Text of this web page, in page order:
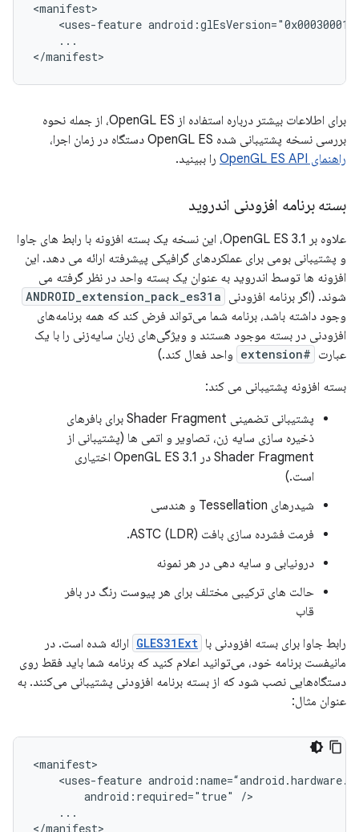
<manifest>
<uses-feature android:glEsVersion="0x00030001"
    ...
</manifest>
برای اطلاعات بیشتر درباره استفاده از OpenGL ES، از جمله نحوه
بررسی نسخه پشتیبانی شده OpenGL ES دستگاه در زمان اجرا،
راهنمای OpenGL ES API
را ببینید.
بسته برنامه افزودنی اندروید
علاوه بر OpenGL ES 3.1، این نسخه یک بسته افزونه با رابط های جاوا
و پشتیبانی بومی برای عملکردهای گرافیکی پیشرفته ارائه می دهد. این
افزونه ها توسط اندروید به عنوان یک بسته واحد در نظر گرفته می
شوند. (اگر برنامه افزودنی ANDROID_extension_pack_es31a
وجود داشته باشد، برنامه شما می‌تواند فرض کند که همه برنامه‌های
افزودنی در بسته موجود هستند و ویژگی‌های زبان سایه‌زنی را با یک
عبارت #extension
واحد فعال کند.)
بسته افزونه پشتیبانی می کند:
پشتیبانی تضمینی Shader Fragment برای بافرهای
ذخیره سازی سایه زن، تصاویر و اتمی ها (پشتیبانی از
Shader Fragment در OpenGL ES 3.1 اختیاری
است.)
شیدرهای Tessellation و هندسی
فرمت فشرده سازی بافت ASTC (LDR).
درونیابی و سایه دهی در هر نمونه
حالت های ترکیبی مختلف برای هر پیوست رنگ در بافر
قاب
رابط جاوا برای بسته افزودنی با GLES31Ext ارائه شده است. در
مانیفست برنامه خود، می‌توانید اعلام کنید که برنامه شما باید فقط روی
دستگاه‌هایی نصب شود که از بسته برنامه افزودنی پشتیبانی می‌کنند. به
عنوان مثال:
<manifest>
<uses-feature
        android:required="true" />
    ...
</manifest>